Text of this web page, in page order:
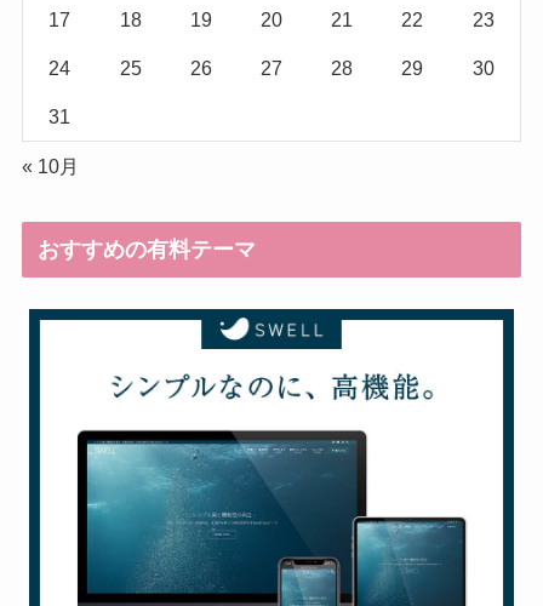
17 18 19 20 21 22 23
24 25 26 27 28 29 30
31
« 10月
おすすめの有料テーマ